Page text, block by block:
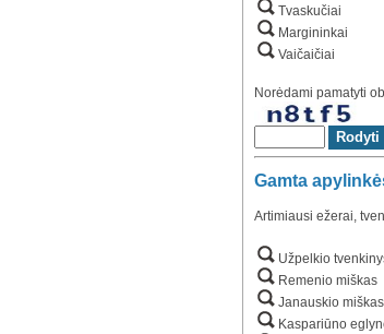
Tvaskučiai
Margininkai
Vaičaičiai
Norėdami pamatyti
Gamta
Artimiausi ežerai,
Užpelkio
Remenio miškas
Janauskio miškas
Kaspariūno